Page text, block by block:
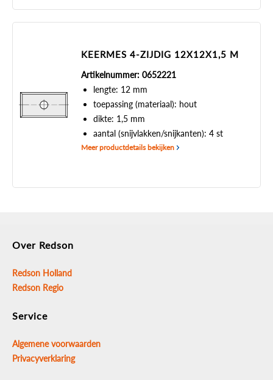
KEERMES 4-ZIJDIG 12X12X1,5 M
Artikelnummer: 0652221
lengte: 12 mm
toepassing (materiaal): hout
dikte: 1,5 mm
aantal (snijvlakken/snijkanten): 4 st
Meer productdetails bekijken
Over Redson
Redson Holland
Redson Regio
Service
Algemene voorwaarden
Privacyverklaring